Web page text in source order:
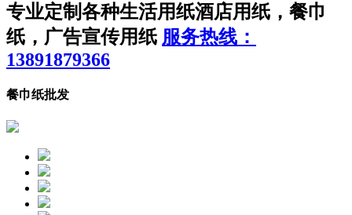
专业定制各种生活用纸酒店用纸，餐巾
纸，广告宣传用纸 服务热线：
13891879366
餐巾纸批发